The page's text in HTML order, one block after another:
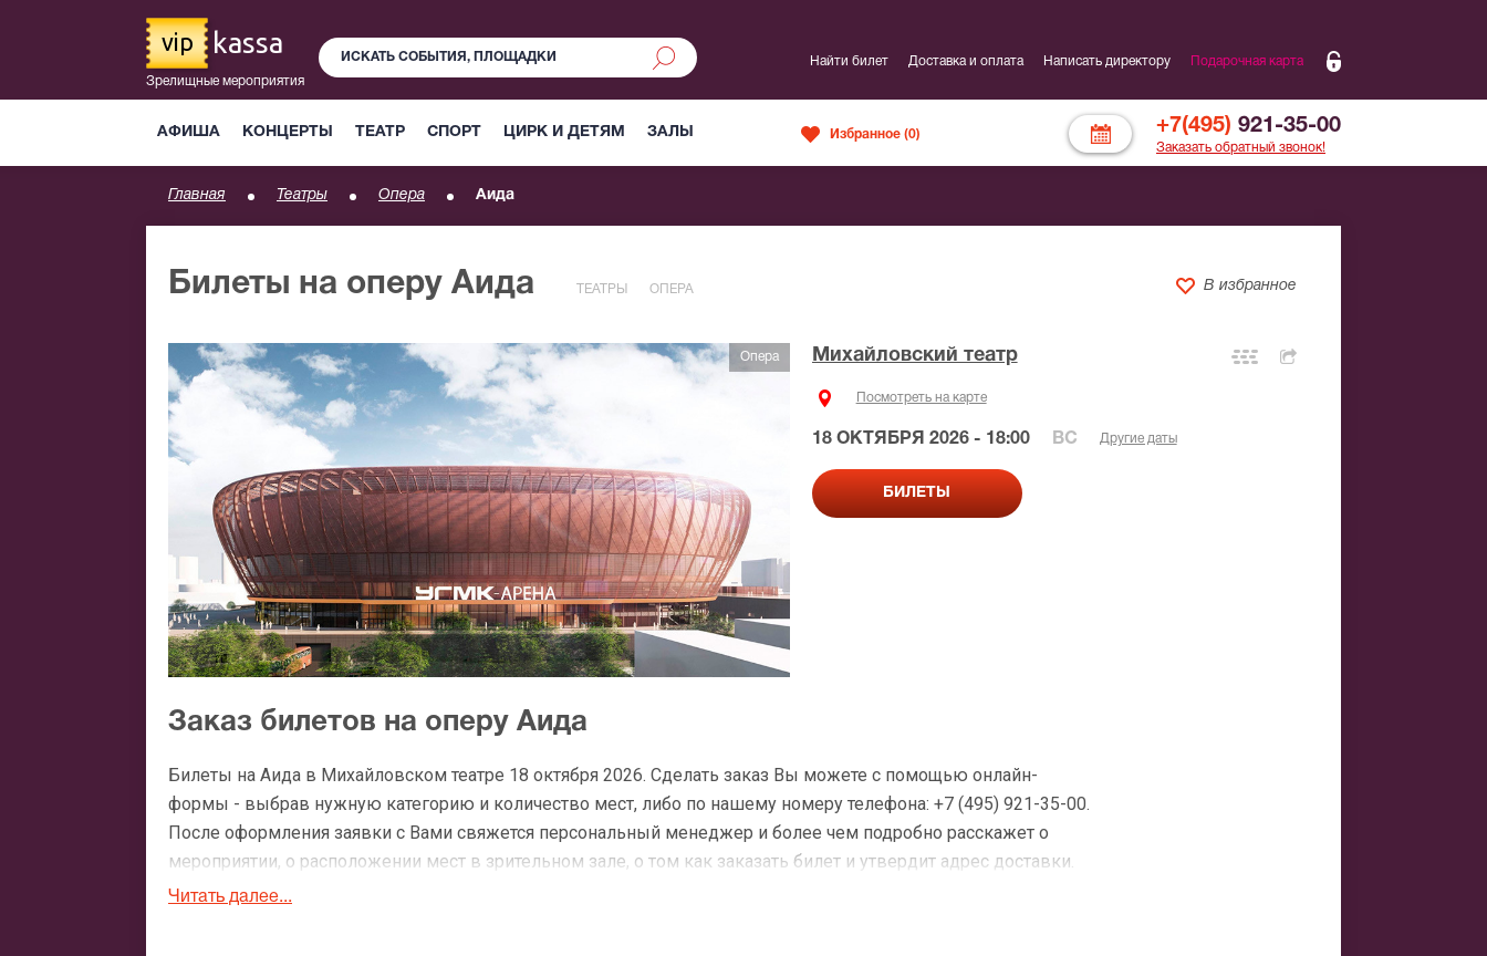
vip kassa
Зрелищные мероприятия
АФИША КОНЦЕРТЫ ТЕАТР СПОРТ ЦИРК И ДЕТЯМ ЗАЛЫ
Найти билет Доставка и оплата Написать директору Подарочная карта
+7(495) 921-35-00
Заказать обратный звонок!
Избранное (0)
Главная Театры Опера Аида
Билеты на оперу Аида ТЕАТРЫ ОПЕРА В избранное
Опера Михайловский театр
Посмотреть на карте
18 ОКТЯБРЯ 2026 - 18:00 ВС Другие даты
БИЛЕТЫ
Заказ билетов на оперу Аида
Билеты на Аида в Михайловском театре 18 октября 2026. Сделать заказ Вы можете с помощью онлайн-
формы - выбрав нужную категорию и количество мест, либо по нашему номеру телефона: +7 (495) 921-35-00.
После оформления заявки с Вами свяжется персональный менеджер и более чем подробно расскажет о
мероприятии, о расположении мест в зрительном зале, о том как заказать билет и утвердит адрес доставки.
Читать далее...